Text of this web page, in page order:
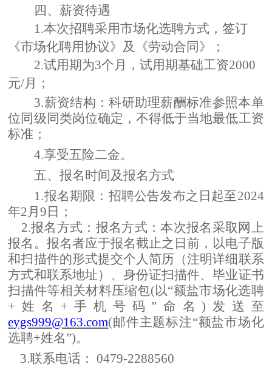
四、薪资待遇
1.本次招聘采用市场化选聘方式，签订
《市场化聘用协议》及《劳动合同》；
2.试用期为3个月，试用期基础工资2000
元/月；
3.薪资结构：科研助理薪酬标准参照本单
位同级同类岗位确定，不得低于当地最低工资
标准；
4.享受五险二金。
五、报名时间及报名方式
1.报名期限：招聘公告发布之日起至2024
年2月9日；
2.报名方式： 报名方式：本次报名采取网上
报名。报名者应于报名截止之日前，以电子版
和扫描件的形式提交个人简历（注明详细联系
方式和联系地址） 、 身份证扫描件、毕业证书
扫描件等相关材料压缩包(以“额盐市场化选聘
+ 姓名 +手机号码”命名)发送至
eygs999@163.com(邮件主题标注“额盐市场化
选聘+姓名”)。
3.联系电话： 0479-2288560